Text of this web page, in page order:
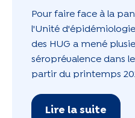
Pour faire face à la
l'Unité
des HUG a mené
séroprévalence dans
partir du printemps
Lire la suite